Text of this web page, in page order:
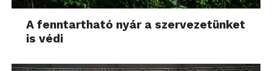
A fenntartható nyár a szervezetünket
is védi